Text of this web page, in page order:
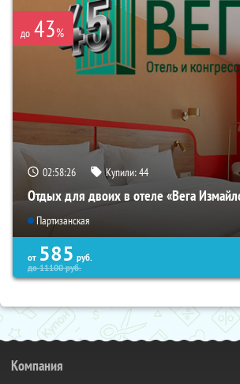
до 43%
02:58:25 Купили:44
Отдых для двоих в отеле «Вега
Партизанская
от 585 руб.
до11100руб.
Компания